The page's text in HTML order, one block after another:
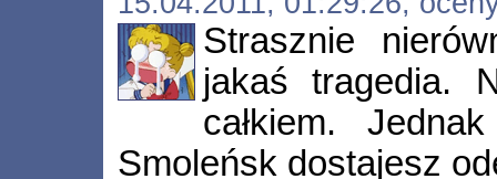
Strasznie
jakaś tragedia.
całkiem.
Smoleńsk dostajesz